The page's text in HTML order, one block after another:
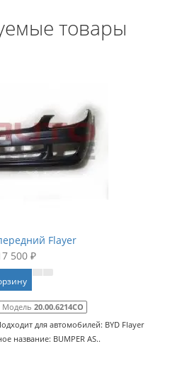
товары
Flayer
500 ₽
Модель 20.00.6214CO
для автомобилей: BYD Flayer
название: BUMPER AS..